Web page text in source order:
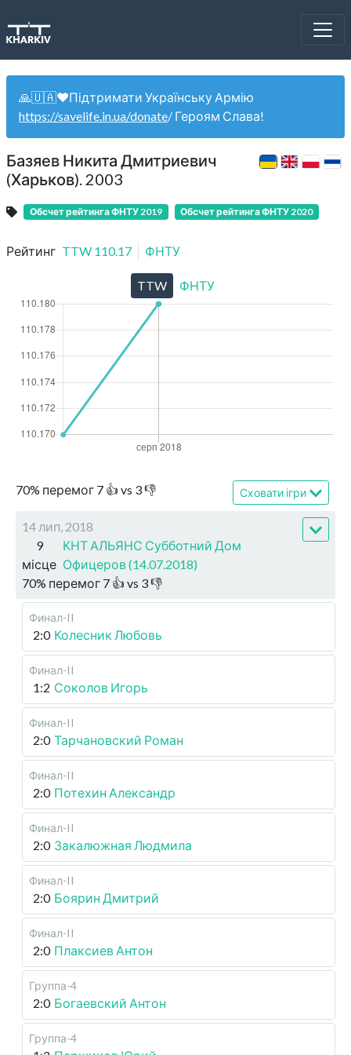
🙏🇺🇦❤️Підтримати Українську Армію
https://savelife.in.ua/donate/ Героям Слава!
Базяев Никита Дмитриевич
(Харьков). 2003
Обсчет рейтинга ФНТУ 2019 Обсчет рейтинга ФНТУ 2020
Рейтинг TTW 110.17 ФНТУ
70% перемог 7 👍 vs 3👎 Сховати ігри
14 лип, 2018
9
місце
КНТ АЛЬЯНС Субботний Дом
Офицеров (14.07.2018)
70% перемог 7 👍 vs 3👎
Финал-II
2:0 Колесник Любовь
Финал-II
1:2 Соколов Игорь
Финал-II
2:0 Тарчановский Роман
Финал-II
2:0 Потехин Александр
Финал-II
2:0 Закалюжная Людмила
Финал-II
2:0 Боярин Дмитрий
Финал-II
2:0 Плаксиев Антон
Группа-4
2:0 Богаевский Антон
Группа-4
TTW ФНТУ